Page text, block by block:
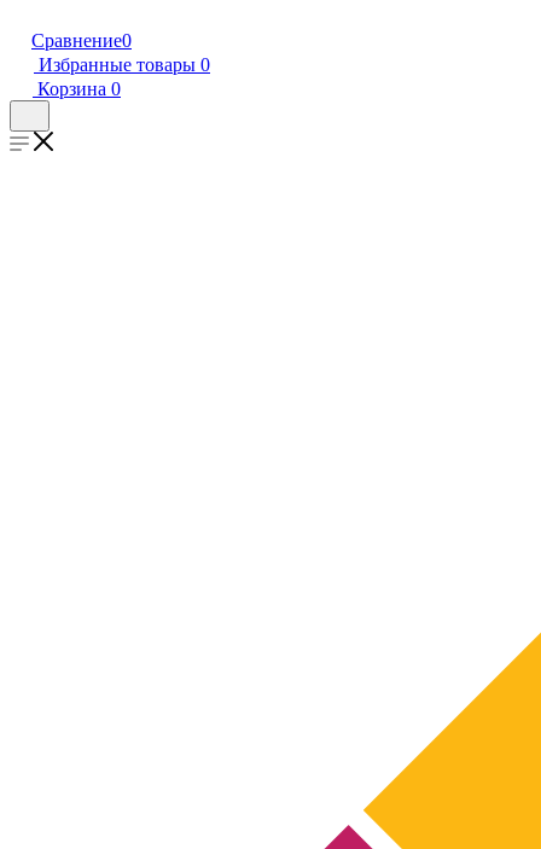
Сравнение0
Избранные товары 0
Корзина 0